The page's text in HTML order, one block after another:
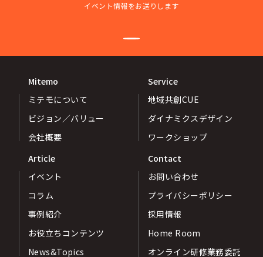
イベント情報をお送りします
Mitemo
ミテモについて
ビジョン／バリュー
会社概要
Service
地域共創CUE
ダイナミクスデザイン
ワークショップ
Article
イベント
コラム
事例紹介
お役立ちコンテンツ
News&Topics
Contact
お問い合わせ
プライバシーポリシー
採用情報
Home Room
オンライン研修業務委託